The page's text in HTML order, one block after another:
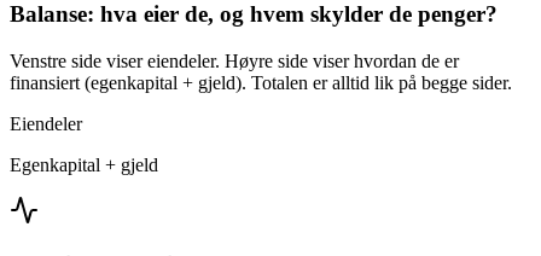
Balanse: hva eier de, og hvem skylder de penger?
Venstre side viser eiendeler. Høyre side viser hvordan de er
finansiert (egenkapital + gjeld). Totalen er alltid lik på begge sider.
Eiendeler
Egenkapital + gjeld